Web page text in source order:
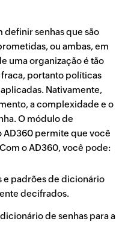
definir senhas que são
ou ambas, em
uma organização é tão
fraca, portanto políticas
Nativamente,
a complexidade e o
O módulo de
AD360 permite que você
o AD360, você pode:
e padrões de dicionário
decifrados.
de senhas para a